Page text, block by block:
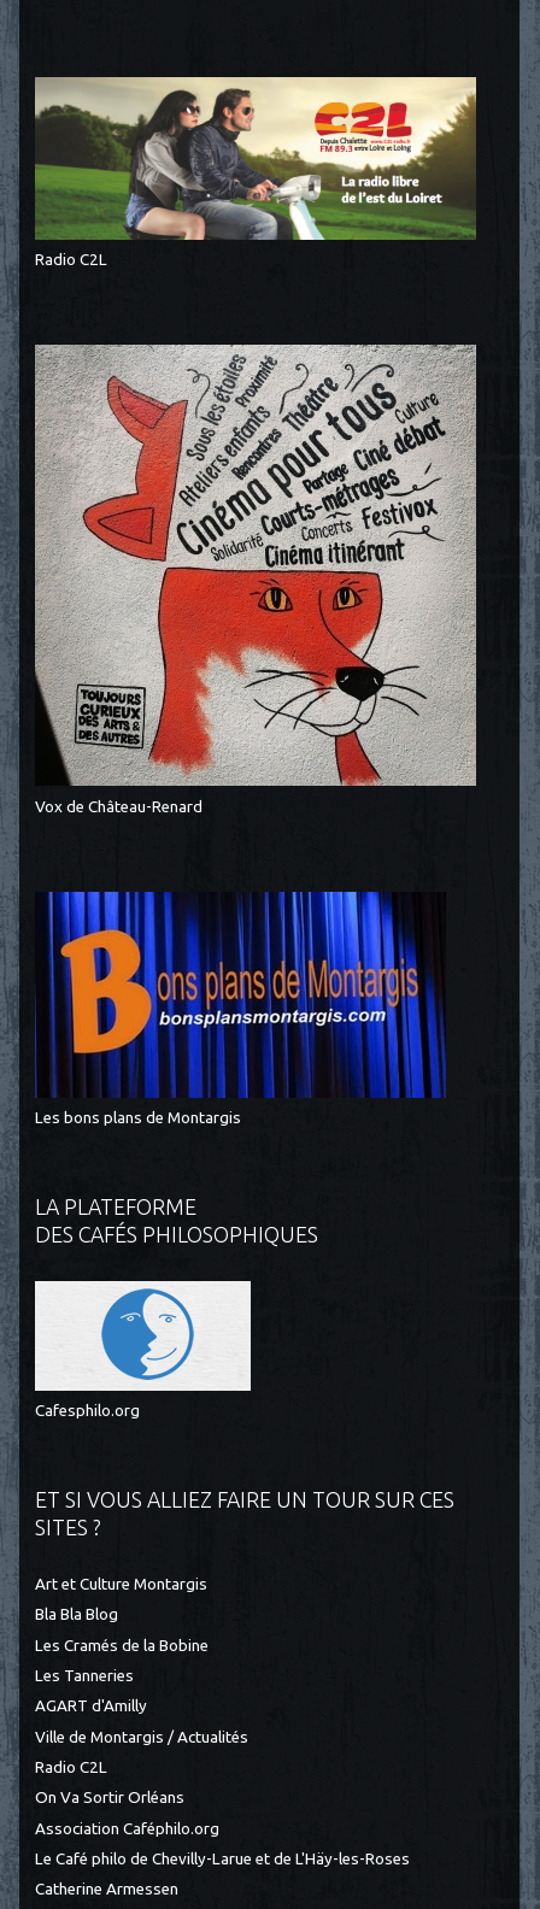
Radio C2L
Vox de Château-Renard
Les bons plans de Montargis
LA PLATEFORME
DES CAFÉS PHILOSOPHIQUES
Cafesphilo.org
ET SI VOUS ALLIEZ FAIRE UN TOUR SUR CES
SITES ?
Art et Culture Montargis
Bla Bla Blog
Les Cramés de la Bobine
Les Tanneries
AGART d'Amilly
Ville de Montargis / Actualités
Radio C2L
On Va Sortir Orléans
Association Caféphilo.org
Le Café philo de Chevilly-Larue et de L'Häy-les-Roses
Catherine Armessen